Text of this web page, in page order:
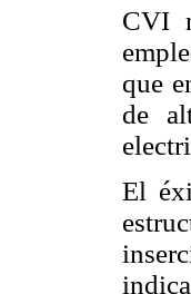
CVI
que
de
El